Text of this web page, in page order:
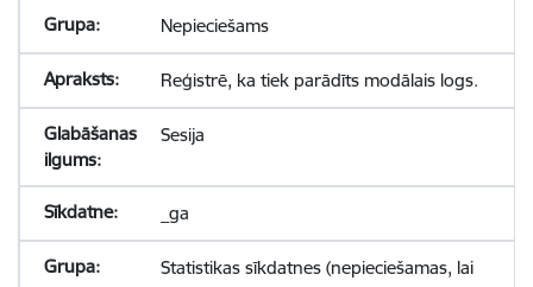
Nepieciešams
Reģistrē, ka tiek parādīts modālais logs.
Sesija
_ga
Statistikas sīkdatnes (nepieciešamas, lai